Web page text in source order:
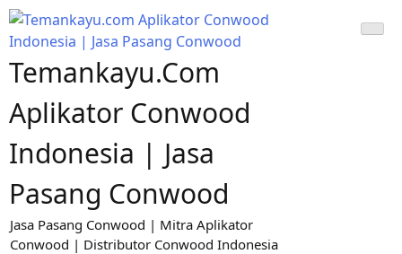
Skip
to
content
Temankayu.com
Aplikator Conwood
Indonesia | Jasa
Pasang Conwood
Jasa Pasang Conwood | Mitra Aplikator
Conwood | Distributor Conwood Indonesia